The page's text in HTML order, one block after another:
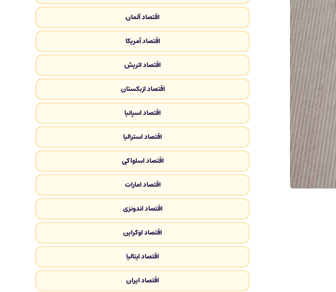
اقتصاد آلمان
اقتصاد آمریکا
اقتصاد اتریش
اقتصاد ازبکستان
اقتصاد اسپانیا
اقتصاد استرالیا
اقتصاد اسلواکی
اقتصاد امارات
اقتصاد اندونزی
اقتصاد اوکراین
اقتصاد ایتالیا
اقتصاد ایران